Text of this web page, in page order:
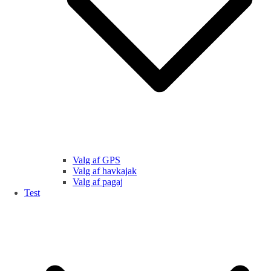
Valg af GPS
Valg af havkajak
Valg af pagaj
Test